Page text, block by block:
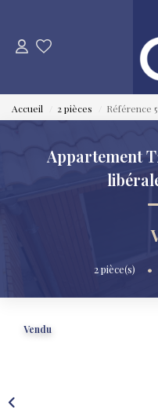
Accueil 2 pièces Référence
Appartement
2pièce(s) •
Vendu